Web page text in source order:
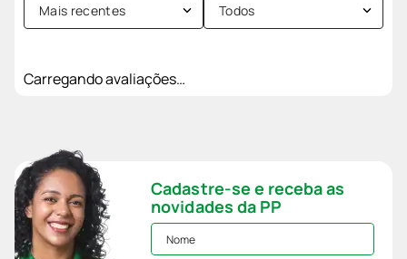
Mais recentes Todos
Carregando avaliações…
Cadastre-se e receba as
novidades da PP